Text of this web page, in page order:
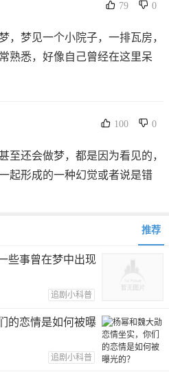
79 0
，梦见一个小院子，一排瓦房，
熟悉，好像自己曾经在这里呆
100 0
至还会做梦，都是因为看见的，
起形成的一种幻觉或者说是错
推荐
些事曾在梦中出现
追剧小科普
的恋情是如何被曝
追剧小科普